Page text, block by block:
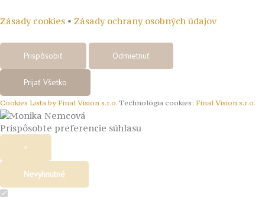
Zásady cookies • Zásady ochrany osobných údajov
Prispôsobiť Odmietnuť
Prijať Všetko
Cookies Lista by Final Vision s.r.o. Technológia cookies: Final Vision s.r.o.
Prispôsobte preferencie súhlasu
×
Nevyhnutné